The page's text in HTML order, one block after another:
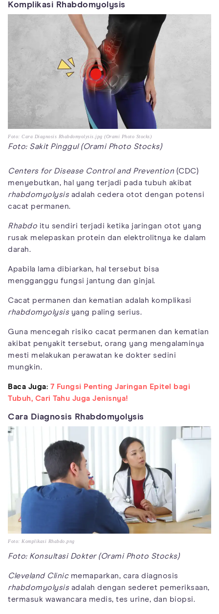
Komplikasi Rhabdomyolysis
Foto: Cara Diagnosis Rhabdomyolysis.jpg (Orami Photo Stocks)
Foto: Sakit Pinggul (Orami Photo Stocks)
Centers for Disease Control and Prevention (CDC)
menyebutkan, hal yang terjadi pada tubuh akibat
rhabdomyolysisadalah cedera otot dengan potensi
cacat permanen.
Rhabdo itu sendiri terjadi ketika jaringan otot yang
rusak melepaskan protein dan elektrolitnya ke dalam
darah.
Apabila lama dibiarkan, hal tersebut bisa
mengganggu fungsi jantung dan ginjal.
Cacat permanen dan kematian adalah komplikasi
rhabdomyolysisyang paling serius.
Guna mencegah risiko cacat permanen dan kematian
akibat penyakit tersebut, orang yang mengalaminya
mesti melakukan perawatan ke dokter sedini
mungkin.
Baca Juga: 7 Fungsi Penting Jaringan Epitel bagi
Tubuh, Cari Tahu Juga Jenisnya!
Cara Diagnosis Rhabdomyolysis
Foto: Komplikasi Rhabdo.png
Foto: Konsultasi Dokter (Orami Photo Stocks)
Cleveland Clinicmemaparkan, cara diagnosis
rhabdomyolysisadalah dengan sederet pemeriksaan,
termasuk wawancara medis, tes urine, dan biopsi.